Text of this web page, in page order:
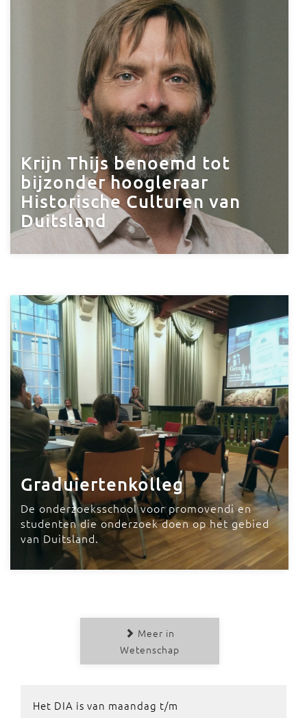
Krijn Thijs benoemd tot
bijzonder hoogleraar
Historische Culturen van
Duitsland
Graduiertenkolleg
De onderzoeksschool voor promovendi en
studenten die onderzoek doen op het gebied
van Duitsland.
Meer in
Wetenschap
Het DIA is van maandag t/m